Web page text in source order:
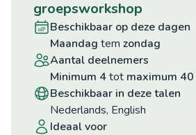
groepsworkshop
beschikbaar op deze dagen
maandag tem zondag
aantal deelnemers
minimum 4tot maximum 40
beschikbaar in deze talen
Nederlands, English
ideaal voor